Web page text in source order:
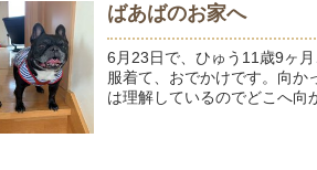
ばあばのお家へ
6月23日で、ひゅう11歳9ヶ
服着て、おでかけです。向か
は理解しているのでどこへ向